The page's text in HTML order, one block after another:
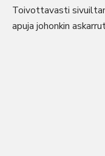
Toivottavasti
apuja johonkin